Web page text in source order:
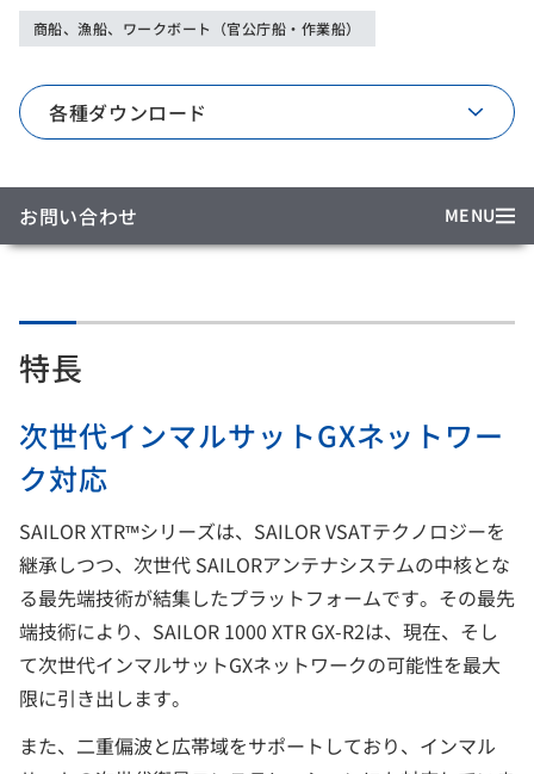
商船、漁船、ワークボート（官公庁船・作業船）
各種ダウンロード
お問い合わせ MENU
特長
次世代インマルサットGXネットワー
ク対応
SAILOR XTR™シリーズは、SAILOR VSATテクノロジーを
継承しつつ、次世代 SAILORアンテナシステムの中核とな
る最先端技術が結集したプラットフォームです。その最先
端技術により、SAILOR 1000 XTR GX-R2は、現在、そし
て次世代インマルサットGXネットワークの可能性を最大
限に引き出します。
また、二重偏波と広帯域をサポートしており、インマル